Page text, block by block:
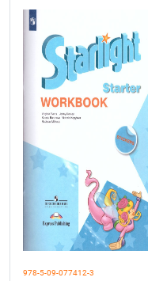
978-5-09-077412-3